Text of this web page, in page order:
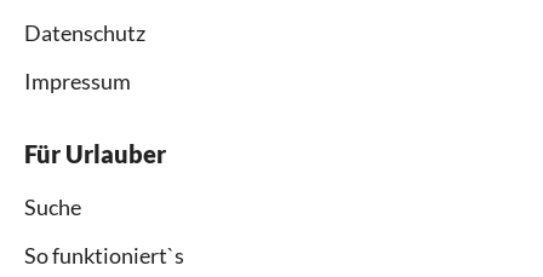
Datenschutz
Impressum
Für Urlauber
Suche
So funktioniert`s